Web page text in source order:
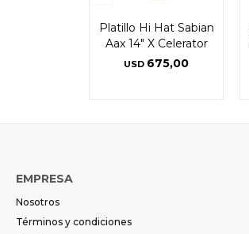
Platillo Hi Hat Sabian
Aax 14" X Celerator
USD 675,00
EMPRESA
Nosotros
Términos y condiciones